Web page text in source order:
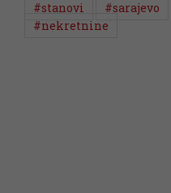
#stanovi #sarajevo
#nekretnine